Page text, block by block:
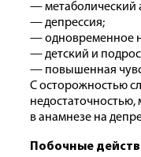
— метаболический
— депрессия;
— одновременное
— детский и
— повышенная
С осторожностью
недостаточностью,
в анамнезе на
Побочные